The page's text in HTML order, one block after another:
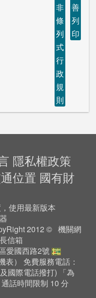
非
條
列
式
行
政
規
則
善
列
印
隱私權政策
位置 國有財
使用最新版本
2012 © 機關網
信箱
愛國西路2號
表） 免費服務電話：
國際電話撥打) 「為
話時間限制 10 分